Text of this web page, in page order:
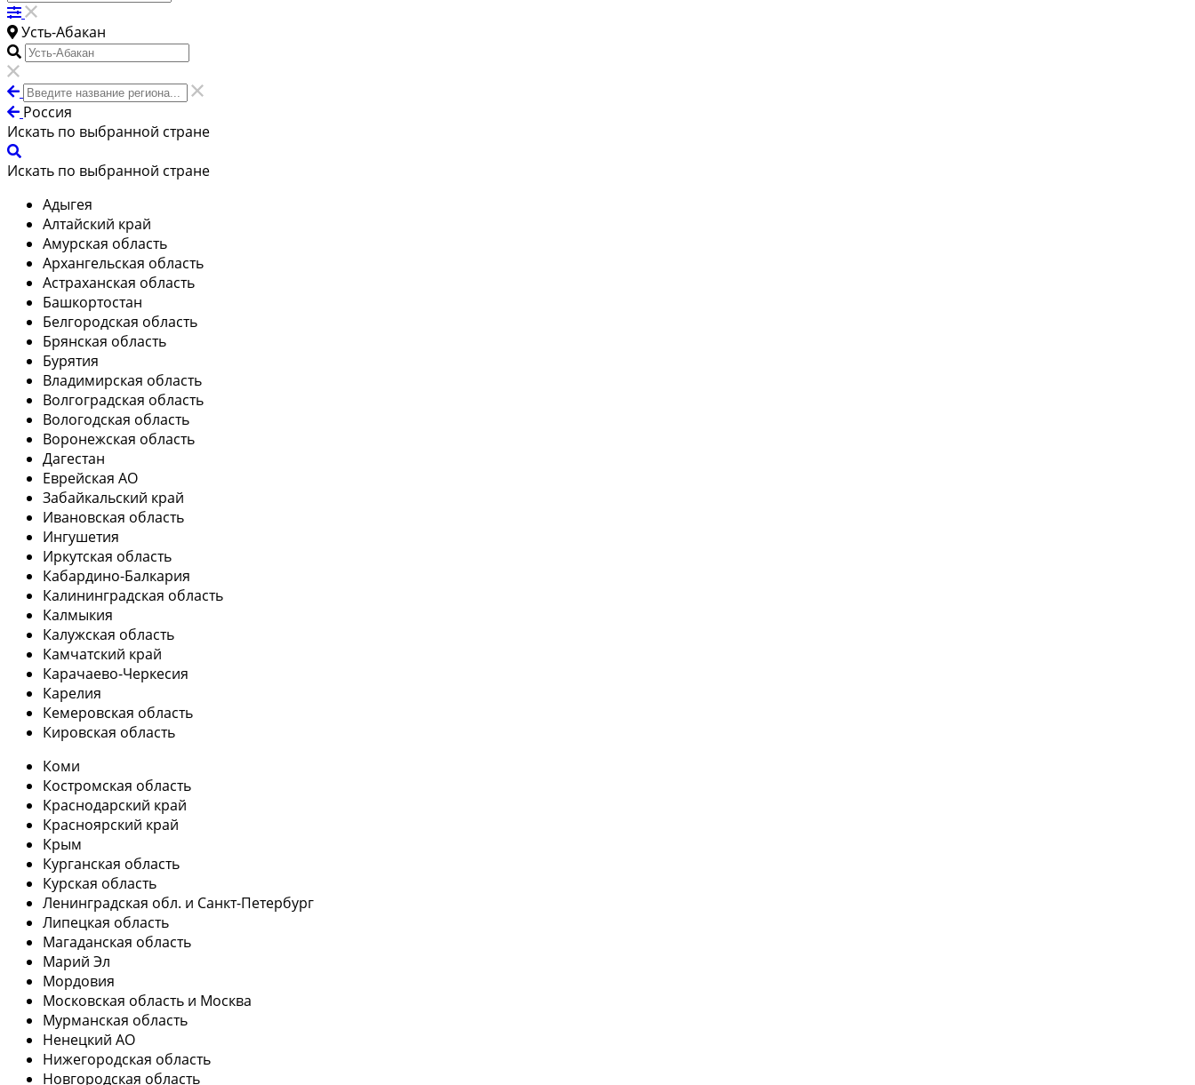
Усть-Абакан
Россия
Искать по выбранной стране
Искать по выбранной стране
Адыгея
Алтайский край
Амурская область
Архангельская область
Астраханская область
Башкортостан
Белгородская область
Брянская область
Бурятия
Владимирская область
Волгоградская область
Вологодская область
Воронежская область
Дагестан
Еврейская АО
Забайкальский край
Ивановская область
Ингушетия
Иркутская область
Кабардино-Балкария
Калининградская область
Калмыкия
Калужская область
Камчатский край
Карачаево-Черкесия
Карелия
Кемеровская область
Кировская область
Коми
Костромская область
Краснодарский край
Красноярский край
Крым
Курганская область
Курская область
Ленинградская обл. и Санкт-Петербург
Липецкая область
Магаданская область
Марий Эл
Мордовия
Московская область и Москва
Мурманская область
Ненецкий АО
Нижегородская область
Новгородская область